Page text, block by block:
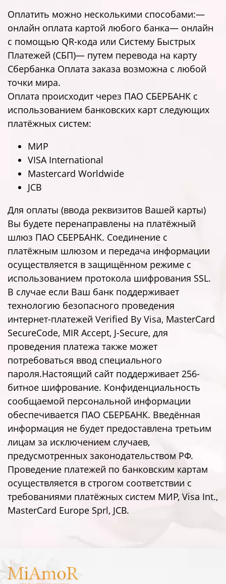
Оплатить можно несколькими способами:—
онлайн оплата картой любого банка— онлайн
с помощью QR-кода или Систему Быстрых
Платежей (СБП)— путем перевода на карту
Сбербанка Оплата заказа возможна с любой
точки мира.
Оплата происходит через ПАО СБЕРБАНК с
использованием банковских карт следующих
платёжных систем:
МИР
VISA International
Mastercard Worldwide
JCB
Для оплаты (ввода реквизитов Вашей карты)
Вы будете перенаправлены на платёжный
шлюз ПАО СБЕРБАНК. Соединение с
платёжным шлюзом и передача информации
осуществляется в защищённом режиме с
использованием протокола шифрования SSL.
В случае если Ваш банк поддерживает
технологию безопасного проведения
интернет-платежей Verified By Visa, MasterCard
SecureCode, MIR Accept, J-Secure, для
проведения платежа также может
потребоваться ввод специального
пароля.Настоящий сайт поддерживает 256-
битное шифрование. Конфиденциальность
сообщаемой персональной информации
обеспечивается ПАО СБЕРБАНК. Введённая
информация не будет предоставлена третьим
лицам за исключением случаев,
предусмотренных законодательством РФ.
Проведение платежей по банковским картам
осуществляется в строгом соответствии с
требованиями платёжных систем МИР, Visa Int.,
MasterCard Europe Sprl, JCB.